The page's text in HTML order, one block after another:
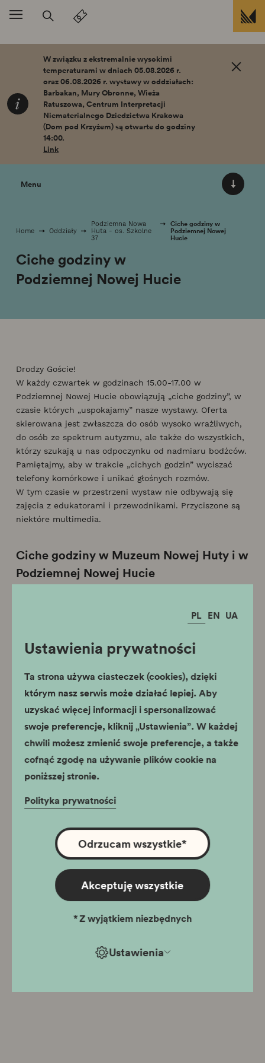
Przejdź do treści
W związku z ekstremalnie wysokimi
temperaturami w dniach 05.08.2026 r.
oraz 06.08.2026 r. wystawy w oddziałach:
Barbakan, Mury Obronne, Wieża
Ratuszowa, Centrum Interpretacji
Niematerialnego Dziedzictwa Krakowa
(Dom pod Krzyżem) są otwarte do godziny
14:00.
Link
PL EN UA
Ustawienia prywatności
Ta strona używa ciasteczek (cookies), dzięki
którym nasz serwis może działać lepiej. Aby
uzyskać więcej informacji i spersonalizować
swoje preferencje, kliknij „Ustawienia”. W każdej
chwili możesz zmienić swoje preferencje, a także
cofnąć zgodę na używanie plików cookie na
poniższej stronie.
Polityka prywatności
Ustawienia
Odrzucam wszystkie*
Akceptuję wszystkie
*Z wyjątkiem niezbędnych
Menu
Home Oddziały
Podziemna Nowa
Huta - os. Szkolne
37
Ciche godziny w
Podziemnej Nowej
Hucie
Ciche godziny w
Podziemnej Nowej Hucie
Drodzy Goście!
W każdy czwartek w godzinach 15.00-17.00 w
Podziemnej Nowej Hucie obowiązują „ciche godziny”, w
czasie których „uspokajamy” nasze wystawy. Oferta
skierowana jest zwłaszcza do osób wysoko wrażliwych,
do osób ze spektrum autyzmu, ale także do wszystkich,
którzy szukają u nas odpoczynku od nadmiaru bodźców.
Pamiętajmy, aby w trakcie „cichych godzin” wyciszać
telefony komórkowe i unikać głośnych rozmów.
W tym czasie w przestrzeni wystaw nie odbywają się
zajęcia z edukatorami i przewodnikami. Przyciszone są
niektóre multimedia.
Ciche godziny w Muzeum Nowej Huty i w
Podziemnej Nowej Hucie